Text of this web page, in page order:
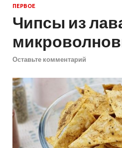
ПЕРВОЕ
Чипсы из
Оставьте комментарий